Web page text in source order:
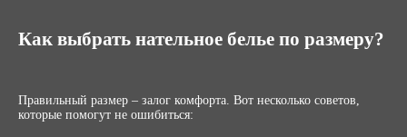
Как выбрать нательное белье по размеру?
Правильный размер – залог комфорта. Вот несколько советов,
которые помогут не ошибиться: